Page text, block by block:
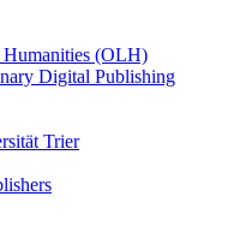
(OLH)
Digital Publishing
Trier